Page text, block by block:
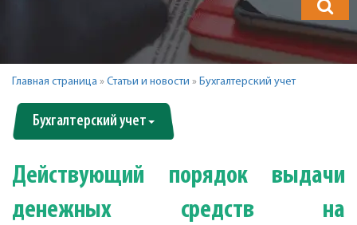
будете
искать?
Главная страница » Статьи и новости » Бухгалтерский учет
Бухгалтерский учет
Действующий порядок выдачи
денежных средств на